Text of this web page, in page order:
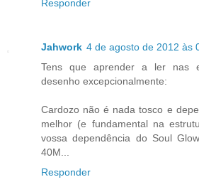
Responder
Jahwork 4 de agosto de 2012 às
Tens que aprender a ler nas
desenho excepcionalmente:
Cardozo não é nada tosco e
melhor (e fundamental na
vossa dependência do Soul
40M...
Responder